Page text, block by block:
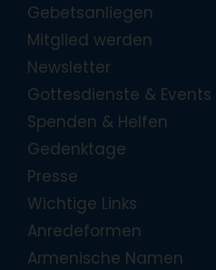
Gebetsanliegen
Mitglied werden
Newsletter
Gottesdienste & Events
Spenden & Helfen
Gedenktage
Presse
Wichtige Links
Anredeformen
Armenische Namen